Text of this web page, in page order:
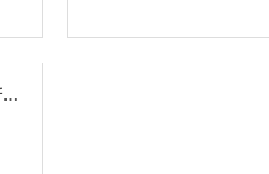
老年骨科综合病房（老年髋部骨折治疗中心）